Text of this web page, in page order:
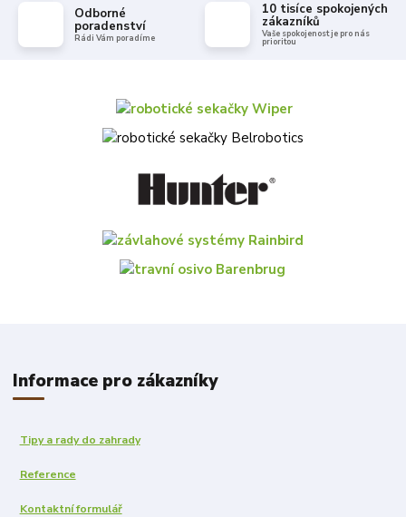
Odborné
poradenství
Rádi Vám poradíme
10 tisíce spokojených
zákazníků
Vaše spokojenost je pro nás
prioritou
Informace pro zákazníky
Tipy a rady do zahrady
Reference
Kontaktní formulář